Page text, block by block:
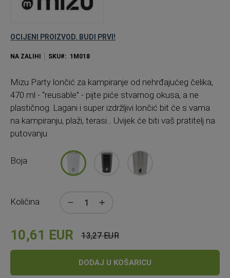
images
OCIJENI PROIZVOD. BUDI PRVI!
NA ZALIHI SKU 1M018
Mizu Party lončić za kampiranje od nehrđajućeg čelika,
470 ml - “reusable” - pijte piće stvarnog okusa, a ne
plastičnog. Lagani i super izdržljivi lončić bit će s vama
na kampiranju, plaži, terasi... Uvijek će biti vaš pratitelj na
putovanju.
Boja
Količina
10,61 EUR
Standardna
13,27 EUR
DODAJ U KOŠARICU